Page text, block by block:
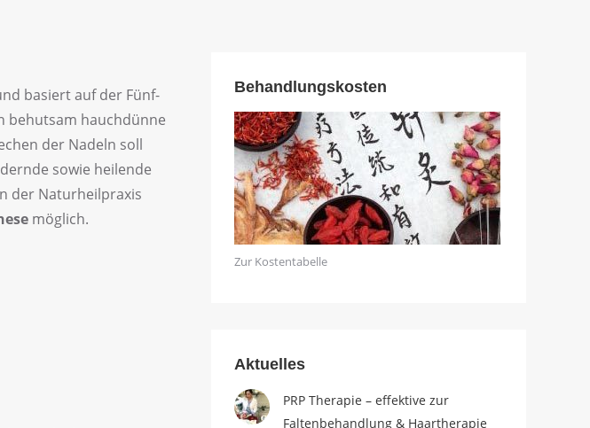
basiert auf der Fünf-
behutsam hauchdünne
der Nadeln soll
sowie heilende
der Naturheilpraxis
möglich.
Behandlungskosten
Zur Kostentabelle
Aktuelles
PRP Therapie – effektive zur
Faltenbehandlung & Haartherapie